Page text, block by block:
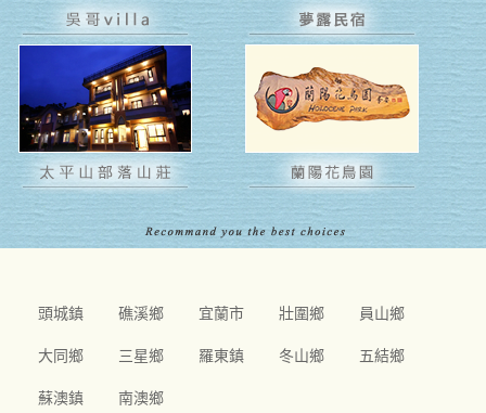
頭城鎮 礁溪鄉 宜蘭市 壯圍鄉 員山鄉
大同鄉 三星鄉 羅東鎮 冬山鄉 五結鄉
蘇澳鎮 南澳鄉